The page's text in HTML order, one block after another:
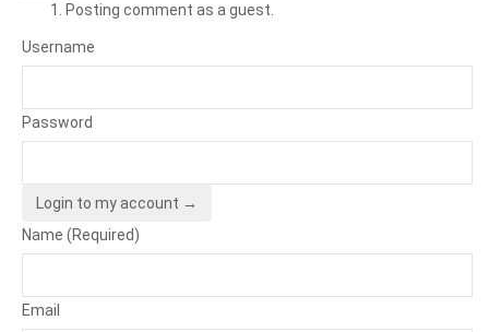
Posting comment as a guest.
Username
Password
Login to my account →
Name (Required)
Email